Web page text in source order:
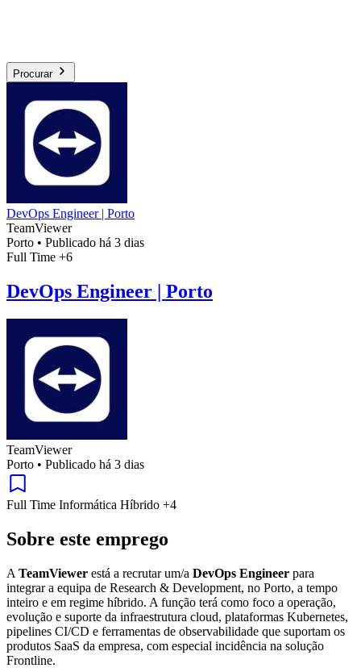
Procurar
DevOps Engineer | Porto
TeamViewer
Porto • Publicado há 3 dias
Full Time +6
DevOps Engineer | Porto
TeamViewer
Porto • Publicado há 3 dias
Full Time Informática Híbrido +4
Sobre este emprego
A TeamViewer está a recrutar um/a DevOps Engineer para
integrar a equipa de Research & Development, no Porto, a tempo
inteiro e em regime híbrido. A função terá como foco a operação,
evolução e suporte da infraestrutura cloud, plataformas Kubernetes,
pipelines CI/CD e ferramentas de observabilidade que suportam os
produtos SaaS da empresa, com especial incidência na solução
Frontline.